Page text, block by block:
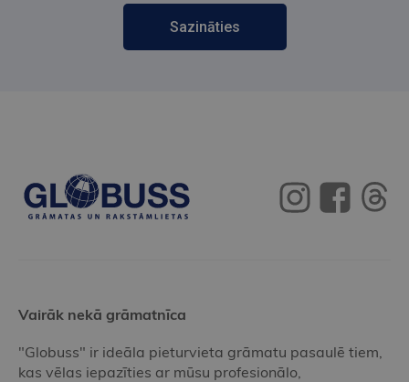
Sazināties
Vairāk nekā grāmatnīca
"Globuss" ir ideāla pieturvieta grāmatu pasaulē tiem,
kas vēlas iepazīties ar mūsu profesionālo,